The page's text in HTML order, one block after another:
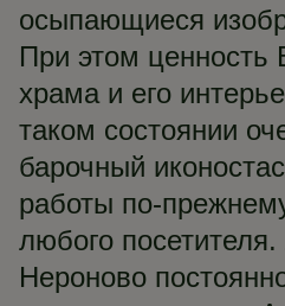
осыпающиеся
При этом ценность
храма и его
таком состоянии
барочный
работы по-
любого
Нероново